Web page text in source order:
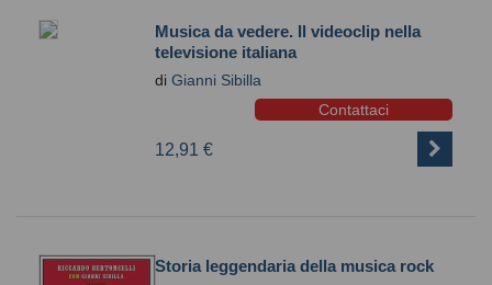
Musica da vedere. Il videoclip nella
televisione italiana
di Gianni Sibilla
Contattaci
12,91 €
Storia leggendaria della musica rock